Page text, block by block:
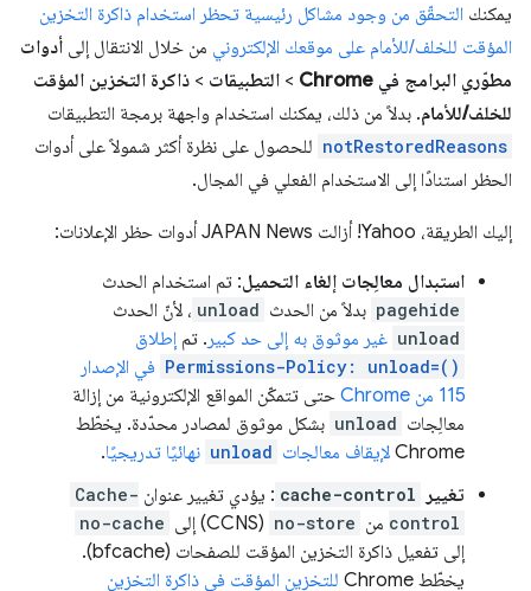
يمكنك التحقّق من وجود مشاكل رئيسية تحظر استخدام ذاكرة التخزين
المؤقت للخلف/للأمام على موقعك الإلكتروني من خلال الانتقال إلى أدوات
مطوّري البرامج في Chrome
> التطبيقات > ذاكرة التخزين المؤقت
للخلف/للأمام. بدلاً من ذلك، يمكنك استخدام واجهة برمجة التطبيقات
notRestoredReasons للحصول على نظرة أكثر شمولاً على أدوات
الحظر استنادًا إلى الاستخدام الفعلي في المجال.
إليك الطريقة، Yahoo! أزالت JAPAN News أدوات حظر الإعلانات:
استبدال معالِجات إلغاء التحميل: تم استخدام الحدث
pagehide بدلاً من الحدث unload ، لأنّ الحدث
unload غير موثوق به إلى حد كبير . تم إطلاق
Permissions-Policy: unload=() في الإصدار
115 من Chrome
حتى تتمكّن المواقع الإلكترونية من إزالة
معالِجات unload بشكل موثوق لمصادر محدّدة. يخطّط
Chrome لإيقاف معالجات unload نهائيًا تدريجيًا.
تغيير
cache-control : يؤدي تغيير عنوان Cache-
control من no-store (CCNS) إلى no-cache
إلى تفعيل ذاكرة التخزين المؤقت للصفحات (bfcache).
يخطّط Chrome
للتخزين المؤقت في ذاكرة التخزين